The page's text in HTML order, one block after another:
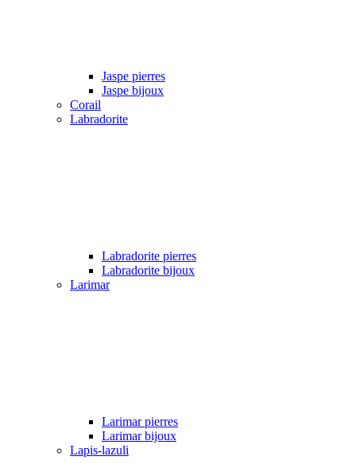
Jaspe pierres
Jaspe bijoux
Corail
Labradorite
Labradorite pierres
Labradorite bijoux
Larimar
Larimar pierres
Larimar bijoux
Lapis-lazuli